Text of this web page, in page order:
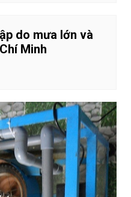
do mưa lớn và
Minh